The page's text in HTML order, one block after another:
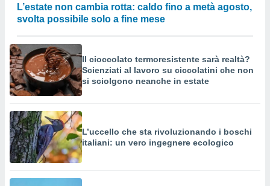
L’estate non cambia rotta: caldo fino a metà agosto,
svolta possibile solo a fine mese
Il cioccolato termoresistente sarà realtà?
Scienziati al lavoro su ciccolatini che non
si sciolgono neanche in estate
L’uccello che sta rivoluzionando i boschi
italiani: un vero ingegnere ecologico